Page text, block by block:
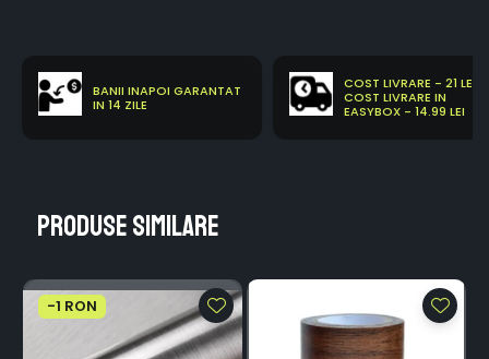
BANII INAPOI GARANTAT
IN 14 ZILE
COST LIVRARE - 21 LEI
COST LIVRARE IN
EASYBOX - 14.99 LEI
Produse similare
-1 RON